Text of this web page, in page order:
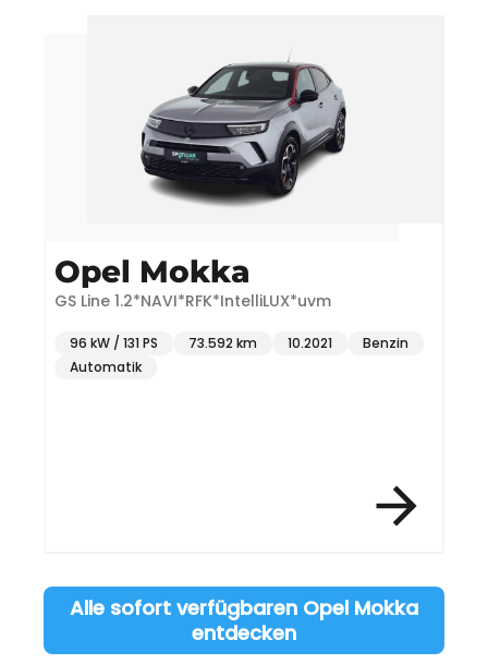
Opel Mokka
GS Line 1.2*NAVI*RFK*IntelliLUX*uvm
96 kW / 131 PS 73.592 km 10.2021
Benzin
Automatik
Alle sofort verfügbaren Opel Mokka
entdecken